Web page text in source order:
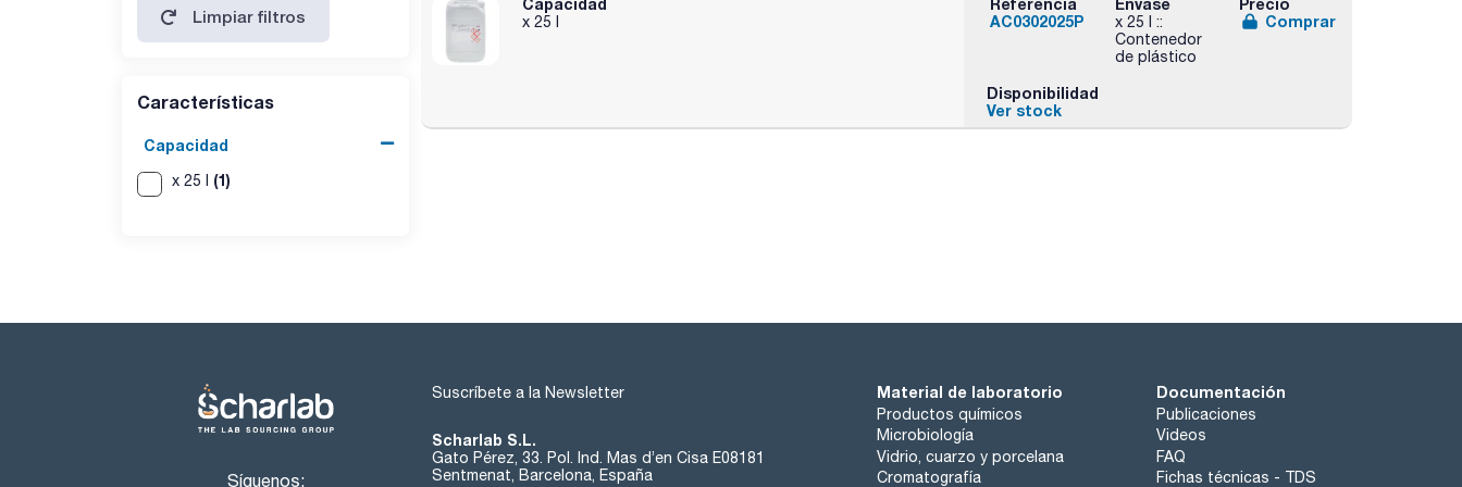
ESPECIFICACIONES
Limpiar filtros
Características
Capacidad
x 25 l (1)
Capacidad
x 25 l
Referencia
AC0302025P
Envase
x 25 l ::
Contenedor
de plástico
Precio
Comprar
Disponibilidad
Ver stock
Síguenos:
Suscríbete a la Newsletter
Scharlab S.L.
Gato Pérez, 33. Pol. Ind. Mas d’en Cisa E08181
Sentmenat, Barcelona, España
Material de laboratorio
Productos químicos
Microbiología
Vidrio, cuarzo y porcelana
Cromatografía
Documentación
Publicaciones
Videos
FAQ
Fichas técnicas - TDS